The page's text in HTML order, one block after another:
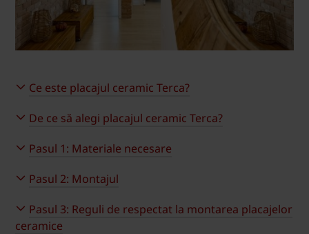
Ce este placajul ceramic Terca?
De ce să alegi placajul ceramic Terca?
Pasul 1: Materiale necesare
Pasul 2: Montajul
Pasul 3: Reguli de respectat la montarea placajelor
ceramice